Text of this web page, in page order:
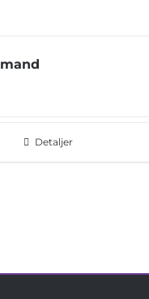
Detaljer